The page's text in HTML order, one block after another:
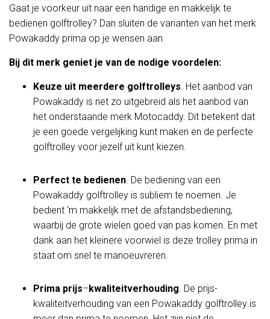
Gaat je voorkeur uit naar een handige en makkelijk te
bedienen golftrolley? Dan sluiten de varianten van het merk
Powakaddy prima op je wensen aan.
Bij dit merk geniet je van de nodige voordelen:
Keuze uit meerdere golftrolleys. Het aanbod van
Powakaddy is net zo uitgebreid als het aanbod van
het onderstaande merk Motocaddy. Dit betekent dat
je een goede vergelijking kunt maken en de perfecte
golftrolley voor jezelf uit kunt kiezen.
Perfect te bedienen. De bediening van een
Powakaddy golftrolley is subliem te noemen. Je
bedient ‘m makkelijk met de afstandsbediening,
waarbij de grote wielen goed van pas komen. En met
dank aan het kleinere voorwiel is deze trolley prima in
staat om snel te manoeuvreren.
Prima prijs–kwaliteitverhouding. De prijs-
kwaliteitverhouding van een Powakaddy golftrolley is